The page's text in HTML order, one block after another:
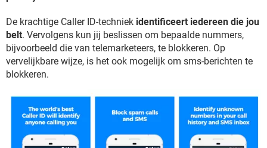
De krachtige Caller ID-techniek identificeert iedereen die jou
belt. Vervolgens kun jij beslissen om bepaalde nummers,
bijvoorbeeld die van telemarketeers, te blokkeren. Op
vervelijkbare wijze, is het ook mogelijk om sms-berichten te
blokkeren.